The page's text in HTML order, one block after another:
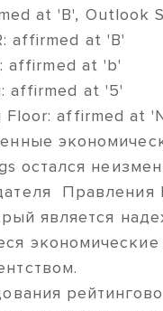
at 'B', Outlook
at 'B'
at 'b'
at '5'
affirmed at
остался
Правления
является